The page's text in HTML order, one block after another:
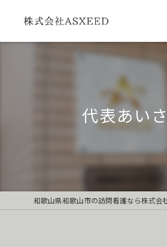
代表あい
和歌山県和歌山市の訪問看護なら株式会